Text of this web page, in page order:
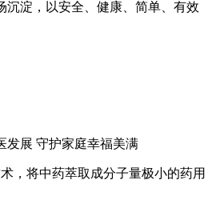
淀，以安全、健康、简单、有效
发展 守护家庭幸福美满
，将中药萃取成分子量极小的药用